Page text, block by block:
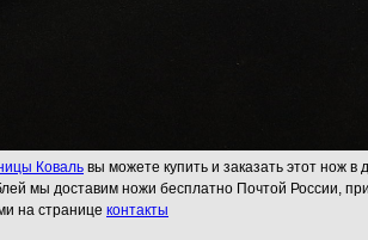
Коваль вы можете купить и заказать этот нож в
мы доставим ножи бесплатно Почтой России,
на странице контакты